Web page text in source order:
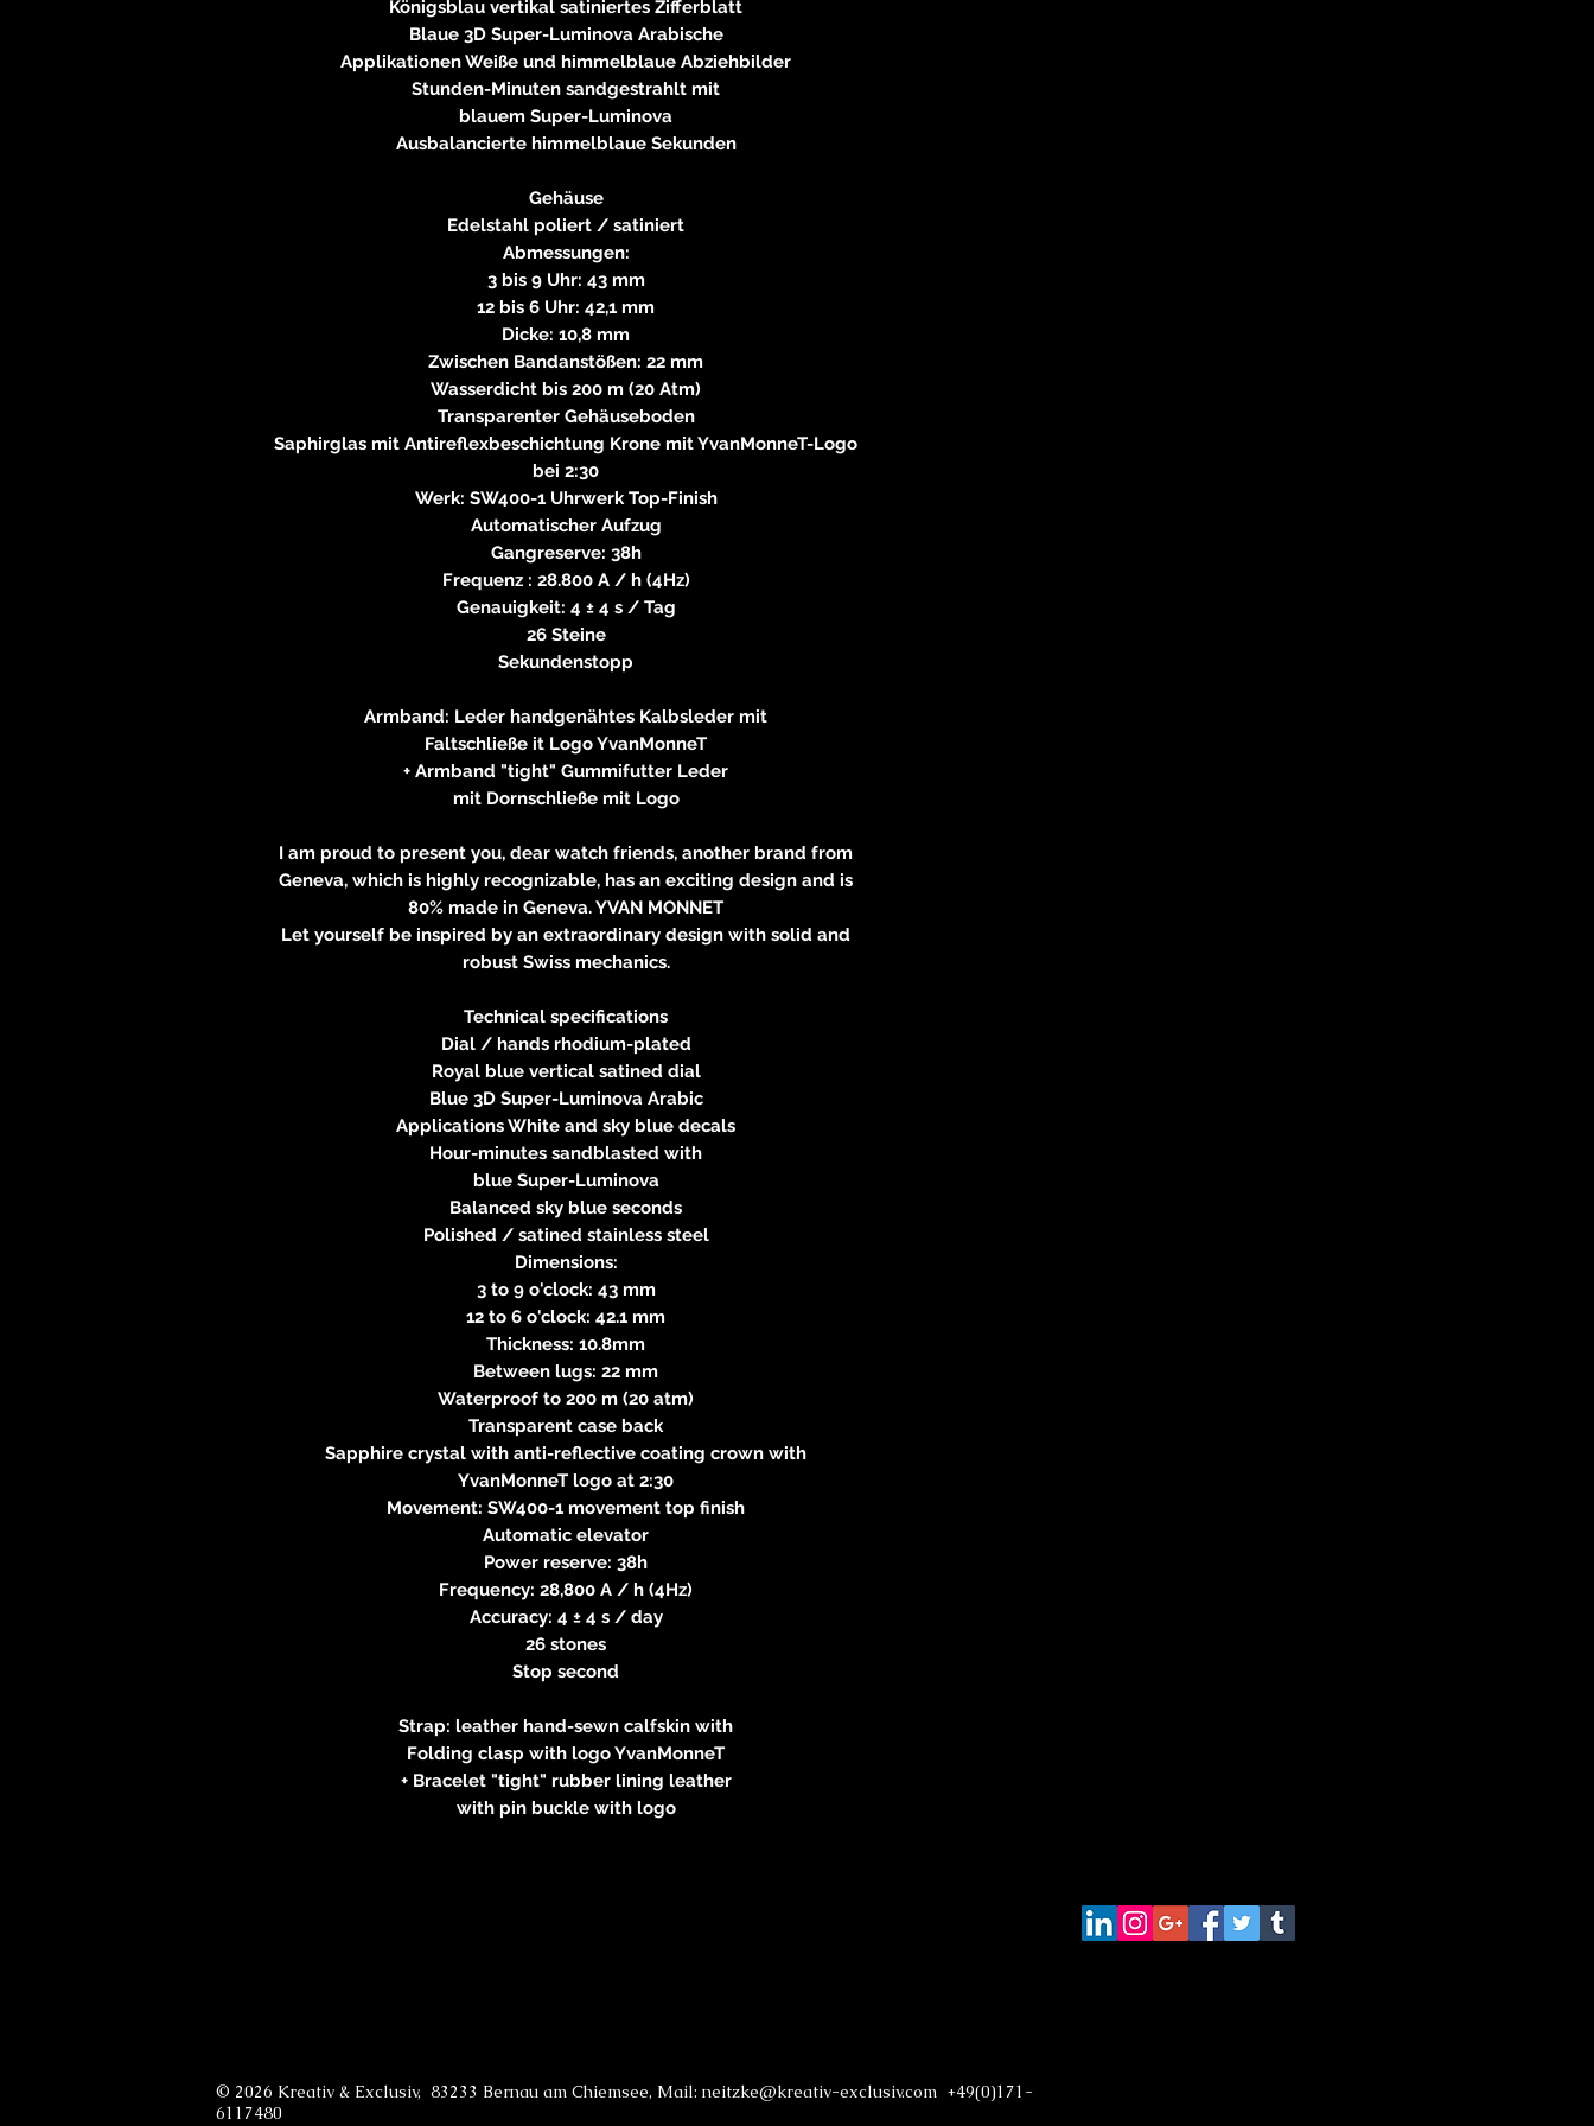
Königsblau vertikal satiniertes Zifferblatt
Blaue 3D Super-Luminova Arabische
Applikationen Weiße und himmelblaue Abziehbilder
Stunden-Minuten sandgestrahlt mit
blauem Super-Luminova
Ausbalancierte himmelblaue Sekunden
Gehäuse
Edelstahl poliert / satiniert
Abmessungen:
3 bis 9 Uhr: 43 mm
12 bis 6 Uhr: 42,1 mm
Dicke: 10,8 mm
Zwischen Bandanstößen: 22 mm
Wasserdicht bis 200 m (20 Atm)
Transparenter Gehäuseboden
Saphirglas mit Antireflexbeschichtung Krone mit YvanMonneT-Logo
bei 2:30
Werk: SW400-1 Uhrwerk Top-Finish
Automatischer Aufzug
Gangreserve: 38h
Frequenz : 28.800 A / h (4Hz)
Genauigkeit: 4 ± 4 s / Tag
26 Steine
Sekundenstopp
Armband: Leder handgenähtes Kalbsleder mit
Faltschließe it Logo YvanMonneT
+ Armband "tight" Gummifutter Leder
mit Dornschließe mit Logo
I am proud to present you, dear watch friends, another brand from
Geneva, which is highly recognizable, has an exciting design and is
80% made in Geneva. YVAN MONNET
Let yourself be inspired by an extraordinary design with solid and
robust Swiss mechanics.
Technical specifications
Dial / hands rhodium-plated
Royal blue vertical satined dial
Blue 3D Super-Luminova Arabic
Applications White and sky blue decals
Hour-minutes sandblasted with
blue Super-Luminova
Balanced sky blue seconds
Polished / satined stainless steel
Dimensions:
3 to 9 o'clock: 43 mm
12 to 6 o'clock: 42.1 mm
Thickness: 10.8mm
Between lugs: 22 mm
Waterproof to 200 m (20 atm)
Transparent case back
Sapphire crystal with anti-reflective coating crown with
YvanMonneT logo at 2:30
Movement: SW400-1 movement top finish
Automatic elevator
Power reserve: 38h
Frequency: 28,800 A / h (4Hz)
Accuracy: 4 ± 4 s / day
26 stones
Stop second
Strap: leather hand-sewn calfskin with
Folding clasp with logo YvanMonneT
+ Bracelet "tight" rubber lining leather
with pin buckle with logo
© 2026 Kreativ & Exclusiv, 83233 Bernau am Chiemsee, Mail: neitzke@kreativ-exclusiv.com +49(0)171-
6117480